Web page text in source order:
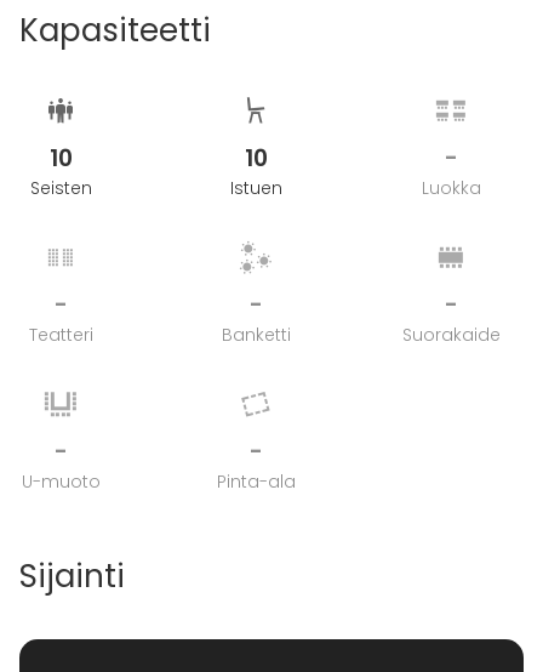
Kapasiteetti
10
Seisten
10
Istuen
-
Luokka
-
Teatteri
-
Banketti
-
Suorakaide
-
U-muoto
-
Pinta-ala
Sijainti